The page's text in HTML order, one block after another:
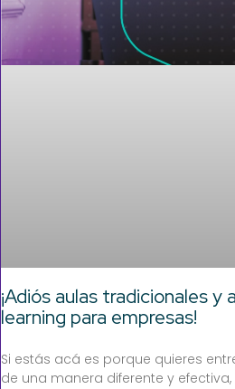
¡Adiós aulas tradicionales y
learning para empresas!
Si estás acá es porque quieres
de una manera diferente y